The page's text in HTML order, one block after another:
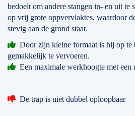
bedoelt om andere stangen in- en uit te
op vrij grote oppvervlaktes, waardoor
stevig aan de grond staat.
Door zijn kleine formaat is hij op te
gemakkelijk te vervoeren.
Een maximale werkhoogte met een
De trap is niet dubbel oploopbaar